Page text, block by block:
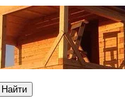
Найти